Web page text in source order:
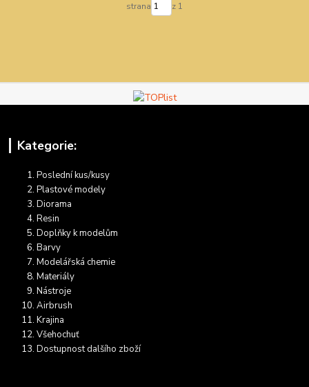
strana z 1
Kategorie:
Poslední kus/kusy
Plastové modely
Diorama
Resin
Doplňky k modelům
Barvy
Modelářská chemie
Materiály
Nástroje
Airbrush
Krajina
Všehochuť
Dostupnost dalšího zboží